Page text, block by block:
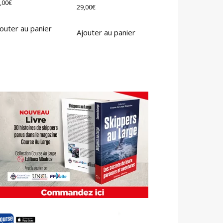
€
au panier
29,00€
Ajouter au panier